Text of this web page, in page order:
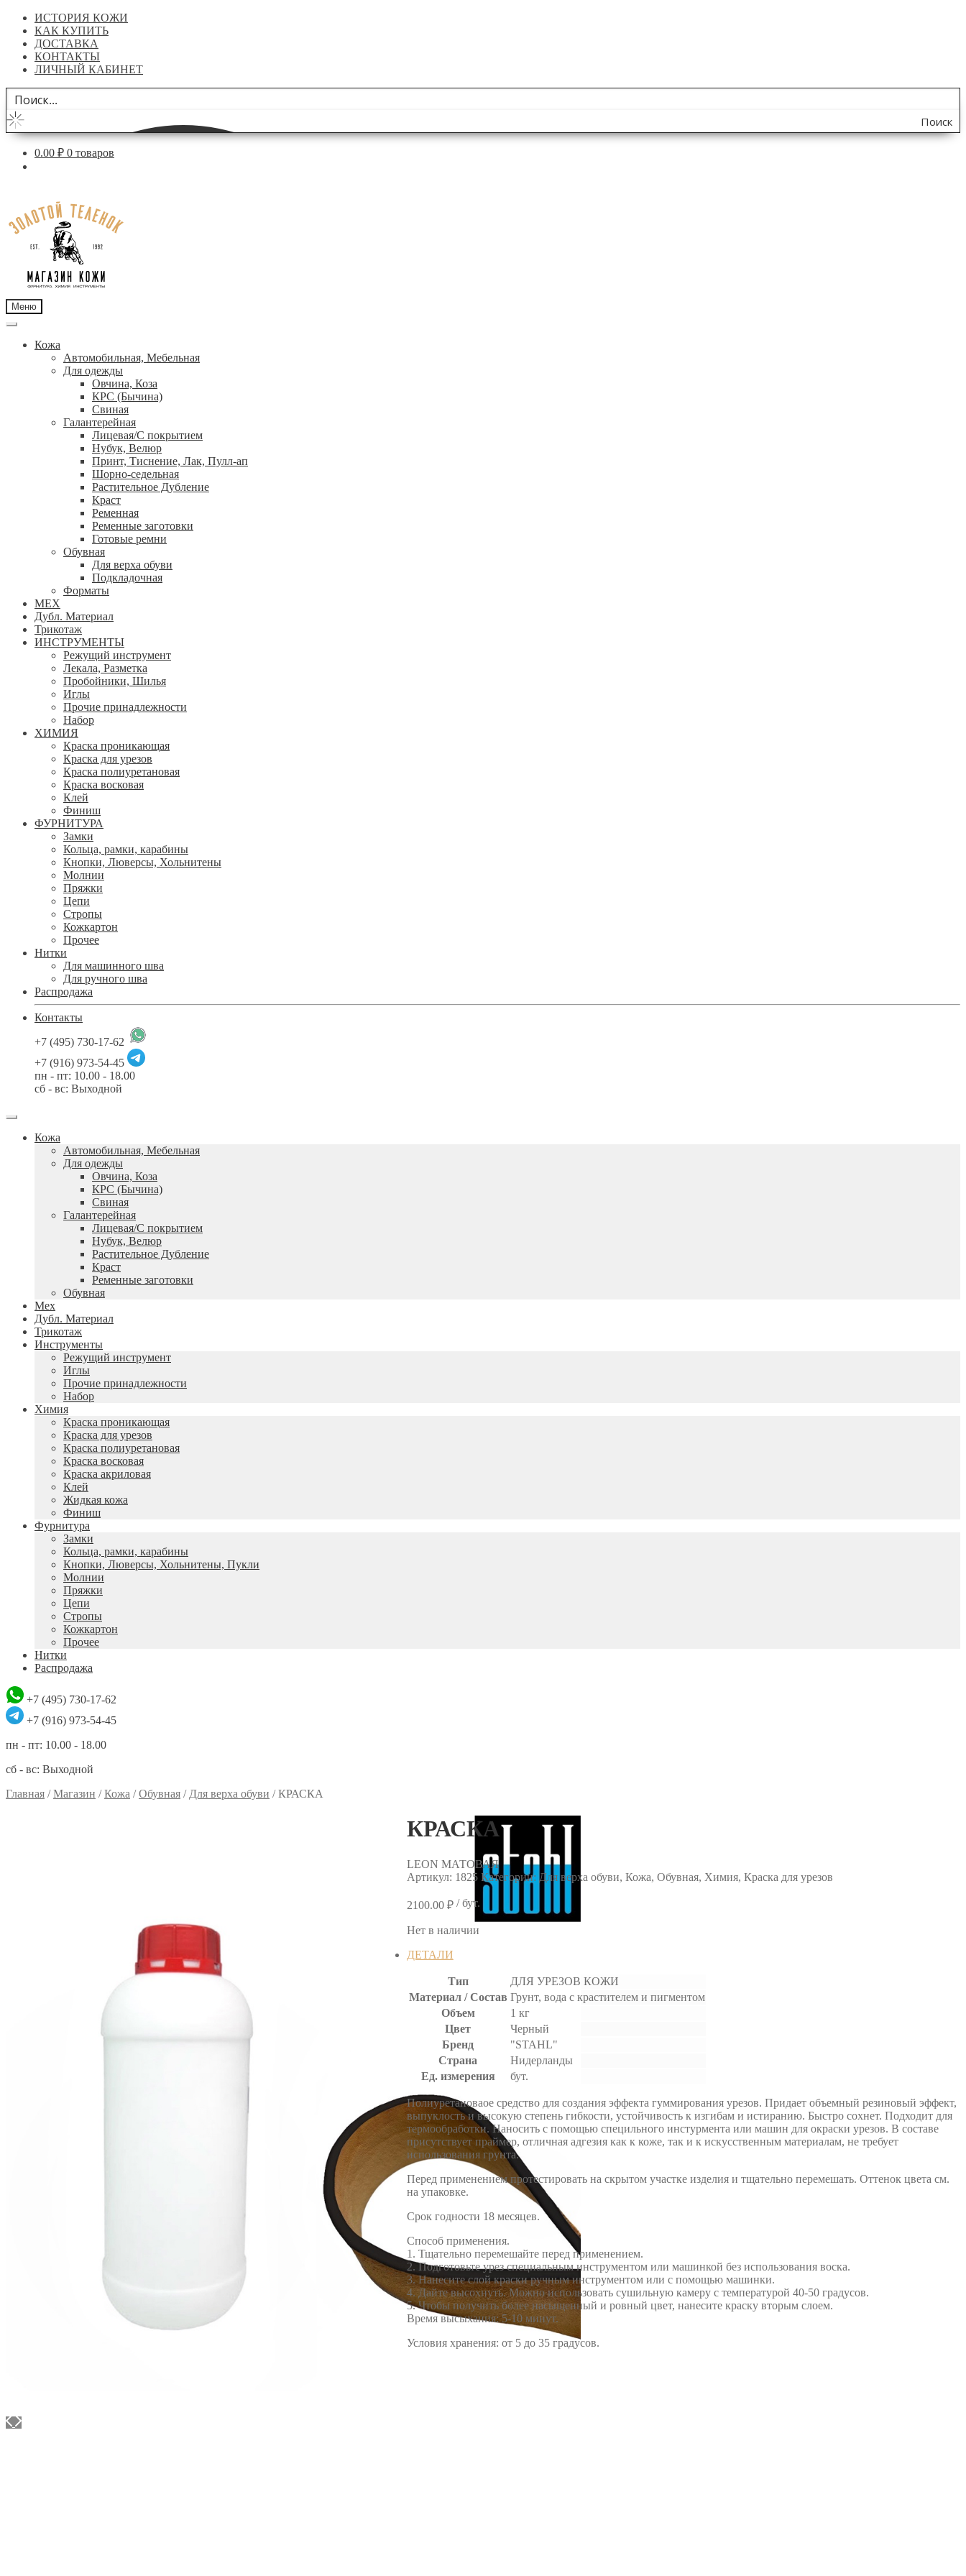
ИСТОРИЯ КОЖИ
КАК КУПИТЬ
ДОСТАВКА
КОНТАКТЫ
ЛИЧНЫЙ КАБИНЕТ
Поиск
по
0.00 ₽ 0 товаров
навигации
содержимому
Меню
Кожа
Автомобильная, Мебельная
Для одежды
Овчина, Коза
КРС (Бычина)
Свиная
Галантерейная
Лицевая/С покрытием
Нубук, Велюр
Принт, Тиснение, Лак, Пулл-ап
Шорно-седельная
Растительное Дубление
Краст
Ременная
Ременные заготовки
Готовые ремни
Обувная
Для верха обуви
Подкладочная
Форматы
МЕХ
Дубл. Материал
Трикотаж
ИНСТРУМЕНТЫ
Режущий инструмент
Лекала, Разметка
Пробойники, Шилья
Иглы
Прочие принадлежности
Набор
ХИМИЯ
Краска проникающая
Краска для урезов
Краска полиуретановая
Краска восковая
Клей
Финиш
ФУРНИТУРА
Замки
Кольца, рамки, карабины
Кнопки, Люверсы, Хольнитены
Молнии
Пряжки
Цепи
Стропы
Кожкартон
Прочее
Нитки
Для машинного шва
Для ручного шва
Распродажа
Контакты
+7 (495) 730-17-62
+7 (916) 973-54-45
пн - пт: 10.00 - 18.00
сб - вс: Выходной
Кожа
Автомобильная, Мебельная
Для одежды
Овчина, Коза
КРС (Бычина)
Свиная
Галантерейная
Лицевая/С покрытием
Нубук, Велюр
Растительное Дубление
Краст
Ременные заготовки
Обувная
Мех
Дубл. Материал
Трикотаж
Инструменты
Режущий инструмент
Иглы
Прочие принадлежности
Набор
Химия
Краска проникающая
Краска для урезов
Краска полиуретановая
Краска восковая
Краска акриловая
Клей
Жидкая кожа
Финиш
Фурнитура
Замки
Кольца, рамки, карабины
Кнопки, Люверсы, Хольнитены, Пукли
Молнии
Пряжки
Цепи
Стропы
Кожкартон
Прочее
Нитки
Распродажа
+7 (495) 730-17-62
+7 (916) 973-54-45
пн - пт: 10.00 - 18.00
сб - вс: Выходной
Главная /Магазин /Кожа /Обувная / Для верха обуви /КРАСКА
КРАСКА
LEON МАТОВАЯ
Артикул: 1825 Категории: Для верха обуви, Кожа, Обувная, Химия, Краска для урезов
2100.00 ₽/ бут.
Нет в наличии
ДЕТАЛИ
Тип
ДЛЯ УРЕЗОВ КОЖИ
Материал / Состав Грунт, вода с крастителем и пигментом
Объем
1 кг
Цвет
Черный
Бренд
"STAHL"
Страна
Нидерланды
Ед. измерения
бут.
Полиуретановаое cредство для создания эффекта гуммирования урезов. Придает объемный резиновый эффект,
выпуклость и высокую степень гибкости, устойчивость к изгибам и истиранию. Быстро сохнет. Подходит для
термообработки. Наносить с помощью специльного инстурмента или машин для окраски урезов. В составе
присутствует праймер, отличная адгезия как к коже, так и к искусственным материалам, не требует
использования грунта.
Перед применением протестировать на скрытом участке изделия и тщательно перемешать. Оттенок цвета см.
на упаковке.
Срок годности 18 месяцев.
Способ применения.
1. Тщательно перемешайте перед применением.
2. Подготовьте урез специальным инструментом или машинкой без использования воска.
3. Нанесите слой краски ручным инструментом или с помощью машинки.
4. Дайте высохнуть. Можно использовать сушильную камеру с температурой 40-50 градусов.
5. Чтобы получить более насыщенный и ровный цвет, нанесите краску вторым слоем.
Время высыхания: 5-10 минут.
Условия хранения: от 5 до 35 градусов.